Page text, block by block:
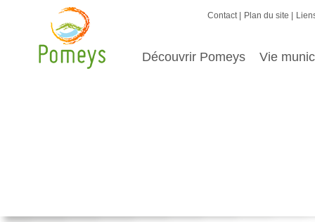
Contact Plan du site
Découvrir Pomeys Vie